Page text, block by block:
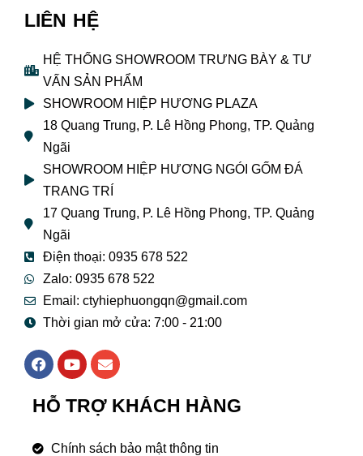
LIÊN HỆ
HỆ THỐNG SHOWROOM TRƯNG BÀY & TƯ
VẤN SẢN PHẨM
SHOWROOM HIỆP HƯƠNG PLAZA
18 Quang Trung, P. Lê Hồng Phong, TP. Quảng
Ngãi
SHOWROOM HIỆP HƯƠNG NGÓI GỐM ĐÁ
TRANG TRÍ
17 Quang Trung, P. Lê Hồng Phong, TP. Quảng
Ngãi
Điện thoại: 0935 678 522
Zalo: 0935 678 522
Email: ctyhiephuongqn@gmail.com
Thời gian mở cửa: 7:00 - 21:00
F
a
e
b
o
Y
o
t
u
e
E
n
e
p
HỖ TRỢ KHÁCH HÀNG
Chính sách bảo mật thông tin